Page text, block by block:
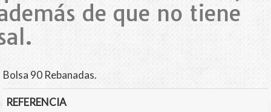
de que no tiene
Bolsa 90 Rebanadas.
REFERENCIA